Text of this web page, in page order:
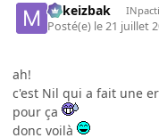
Mikeizbak
Posté(e) le 21 juillet
ah!
c'est Nil qui a fait une
pour ça
donc voilà